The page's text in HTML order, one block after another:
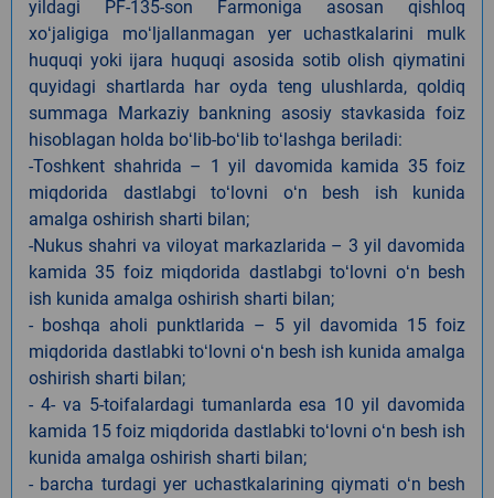
yildagi PF-135-son Farmoniga asosan qishloq
xoʻjaligiga moʻljallanmagan yer uchastkalarini mulk
huquqi yoki ijara huquqi asosida sotib olish qiymatini
quyidagi shartlarda har oyda teng ulushlarda, qoldiq
summaga Markaziy bankning asosiy stavkasida foiz
hisoblagan holda boʻlib-boʻlib toʻlashga beriladi:
-Toshkent shahrida – 1 yil davomida kamida 35 foiz
miqdorida dastlabgi toʻlovni oʻn besh ish kunida
amalga oshirish sharti bilan;
-Nukus shahri va viloyat markazlarida – 3 yil davomida
kamida 35 foiz miqdorida dastlabgi toʻlovni oʻn besh
ish kunida amalga oshirish sharti bilan;
- boshqa aholi punktlarida – 5 yil davomida 15 foiz
miqdorida dastlabki toʻlovni oʻn besh ish kunida amalga
oshirish sharti bilan;
- 4- va 5-toifalardagi tumanlarda esa 10 yil davomida
kamida 15 foiz miqdorida dastlabki toʻlovni oʻn besh ish
kunida amalga oshirish sharti bilan;
- barcha turdagi yer uchastkalarining qiymati oʻn besh